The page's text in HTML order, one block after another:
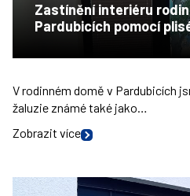
Zastínění interiéru
Pardubicích pomocí
V rodinném domě v Pardubicích
žaluzie známé také jako…
Zobrazit více